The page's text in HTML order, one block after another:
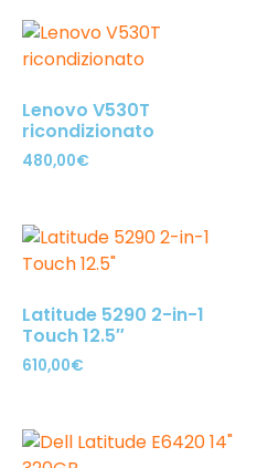
Lenovo V530T
ricondizionato
480,00€
Latitude 5290 2-in-1
Touch 12.5″
610,00€